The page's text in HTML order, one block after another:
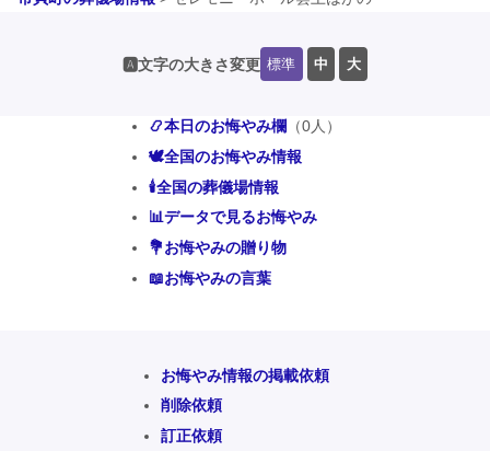
🅰️文字の大きさ変更 標準 中 大
📿本日のお悔やみ欄 （0人）
🕊️全国のお悔やみ情報
🕯️全国の葬儀場情報
📊データで見るお悔やみ
💐お悔やみの贈り物
📖お悔やみの言葉
お悔やみ情報の掲載依頼
削除依頼
訂正依頼